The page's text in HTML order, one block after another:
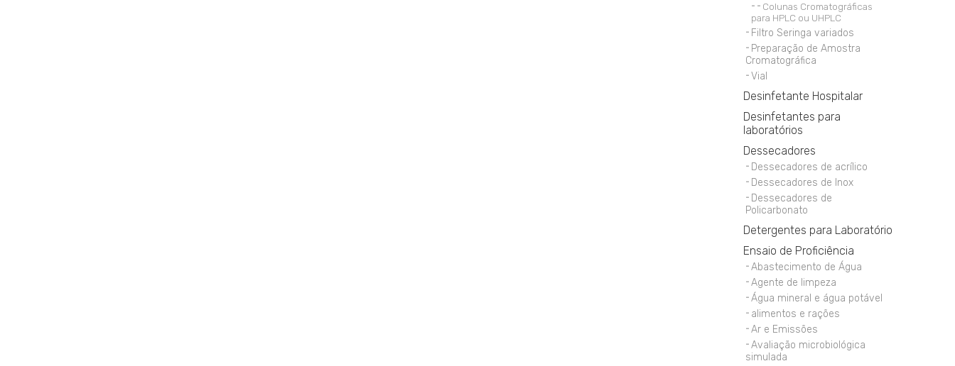
Colunas Cromatográficas
para HPLC ou UHPLC
Filtro Seringa variados
Preparação de Amostra
Cromatográfica
Vial
Desinfetante Hospitalar
Desinfetantes para
laboratórios
Dessecadores
Dessecadores de acrílico
Dessecadores de Inox
Dessecadores de
Policarbonato
Detergentes para Laboratório
Ensaio de Proficiência
Abastecimento de Água
Agente de limpeza
Água mineral e água potável
alimentos e rações
Ar e Emissões
Avaliação microbiológica
simulada